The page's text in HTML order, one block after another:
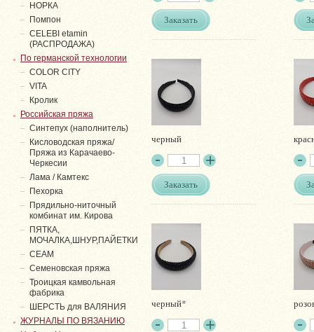
Заказать
черный
Заказать
черный*
НОРКА
Помпон
СELEBI etamin
(РАСПРОДАЖА)
По германской технологии
COLOR CITY
VITA
Кролик
Российская пряжа
Синтепух (наполнитель)
Кисловодская пряжа/
Пряжа из Карачаево-
Черкесии
Лама / Камтекс
Пехорка
Прядильно-ниточный
комбинат им. Кирова
ПЯТКА,
МОЧАЛКА,ШНУР,ПАЙЕТКИ
СЕАМ
Семеновская пряжа
Троицкая камвольная
фабрика
ШЕРСТЬ для ВАЛЯНИЯ
ЖУРНАЛЫ ПО ВЯЗАНИЮ